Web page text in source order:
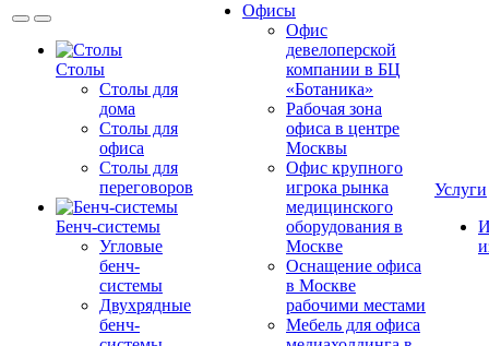
Столы
Столы для
дома
Столы для
офиса
Столы для
переговоров
Бенч-системы
Угловые
бенч-
системы
Двухрядные
бенч-
Офисы
Офис
девелоперской
компании в БЦ
«Ботаника»
Рабочая зона
офиса в центре
Москвы
Офис крупного
игрока рынка
медицинского
оборудования в
Москве
Оснащение офиса
в Москве
рабочими местами
Мебель для офиса
Услуги